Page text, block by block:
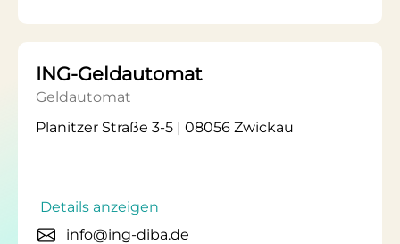
ING-Geldautomat
Geldautomat
Planitzer Straße 3-5 | 08056 Zwickau
Details anzeigen
info@ing-diba.de